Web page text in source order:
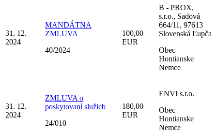
31. 12.
2024
MANDÁTNA
ZMLUVA
40/2024
100,00
EUR
B - PROX,
s.r.o., Sadová
664/11, 97613
Slovenská Ľupča
Obec
Hontianske
Nemce
31. 12.
2024
ZMLUVA o
poskytovaní služieb
24/010
180,00
EUR
ENVI s.r.o.
Obec
Hontianske
Nemce